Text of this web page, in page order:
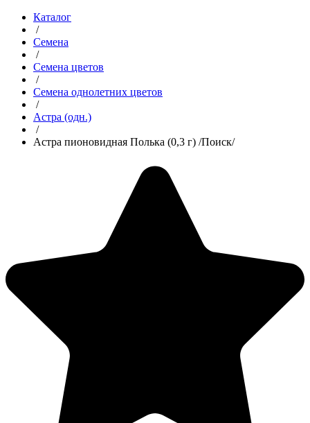
Каталог
/
Семена
/
Семена цветов
/
Семена однолетних цветов
/
Астра (одн.)
/
Астра пионовидная Полька (0,3 г) /Поиск/